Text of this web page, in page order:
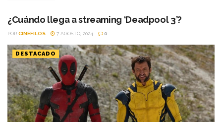
R...
¿Cuándo llega a streaming ‘Deadpool 3’?
POR CINÉFILOS 7 AGOSTO, 2024 0
DESTACADO